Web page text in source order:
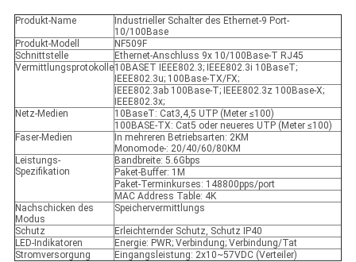
Produkt-Name
Industrieller Schalter des Ethernet-9 Port-
10/100Base
Produkt-Modell
NF509F
Schnittstelle
Ethernet-Anschluss 9x 10/100Base-T RJ45
Vermittlungsprotokolle10BASET IEEE802.3; IEEE802.3i 10BaseT;
IEEE802.3u; 100Base-TX/FX;
IEEE802.3ab 100Base-T; IEEE802.3z 100Base-X;
IEEE802.3x;
Netz-Medien
10BaseT: Cat3,4,5 UTP (Meter ≤100)
100BASE-TX: Cat5 oder neueres UTP (Meter ≤100)
Faser-Medien
In mehreren Betriebsarten: 2KM
Monomode-: 20/40/60/80KM
Leistungs-
Spezifikation
Bandbreite: 5.6Gbps
Paket-Buffer: 1M
Paket-Terminkurses: 148800pps/port
MAC Address Table: 4K
Nachschicken des
Modus
Speichervermittlungs
Schutz
Erleichternder Schutz, Schutz IP40
LED-Indikatoren
Energie: PWR; Verbindung; Verbindung/Tat
Stromversorgung
Eingangsleistung: 2x10~57VDC (Verteiler)